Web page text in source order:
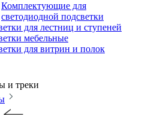
Комплектующие для
светодиодной подсветки
для лестниц и ступеней
мебельные
для витрин и полок
и треки